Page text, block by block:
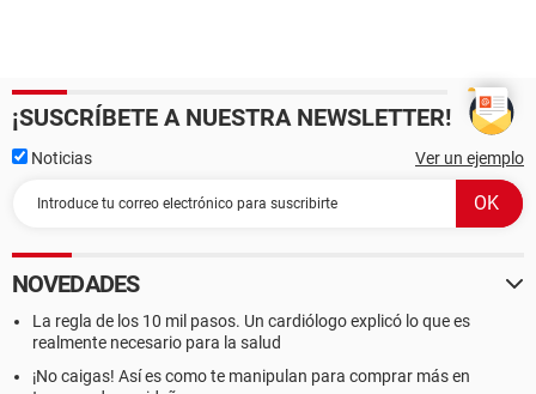
¡SUSCRÍBETE A NUESTRA NEWSLETTER!
Noticias Ver un ejemplo
NOVEDADES
La regla de los 10 mil pasos. Un cardiólogo explicó lo que es
realmente necesario para la salud
¡No caigas! Así es como te manipulan para comprar más en